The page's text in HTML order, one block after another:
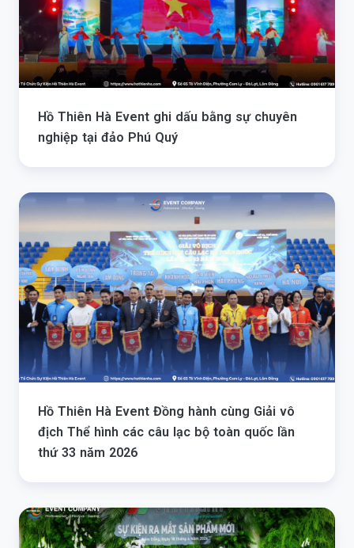
Hồ Thiên Hà Event ghi dấu bằng sự chuyên
nghiệp tại đảo Phú Quý
Hồ Thiên Hà Event Đồng hành cùng Giải vô
địch Thể hình các câu lạc bộ toàn quốc lần
thứ 33 năm 2026